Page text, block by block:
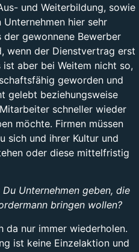
und Weiterbildung, sowie
hier sehr
gewonnene Bewerber
wenn der Dienstvertrag erst
aber bei Weitem nicht so,
geworden und
gelebt beziehungsweise
schneller wieder
möchte. Firmen müssen
sich und ihrer Kultur und
oder diese mittelfristig
Unternehmen geben, die
bringen wollen?
da nur immer wiederholen.
ist keine Einzelaktion und